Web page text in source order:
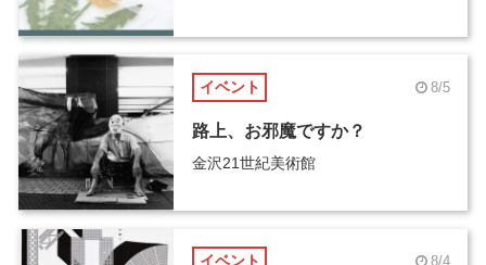
イベント 8/5
路上、お邪魔ですか？
金沢21世紀美術館
イベント 8/4